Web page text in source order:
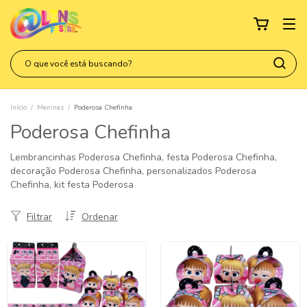
Início / Meninas / Poderosa Chefinha
Poderosa Chefinha
Lembrancinhas Poderosa Chefinha, festa Poderosa Chefinha,
decoração Poderosa Chefinha, personalizados Poderosa
Chefinha, kit festa Poderosa
Ordenar
Filtrar